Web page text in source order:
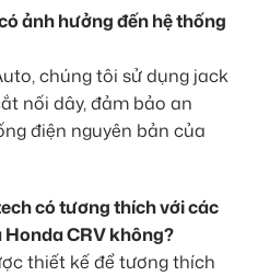
ảnh hưởng đến hệ thống
chúng tôi sử dụng jack
nối dây, đảm bảo an
điện nguyên bản của
có tương thích với các
CRV không?
thiết kế để tương thích